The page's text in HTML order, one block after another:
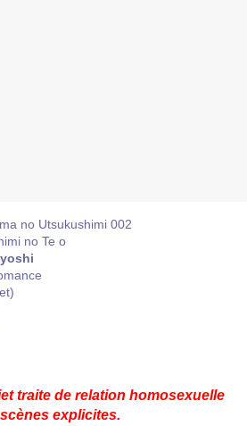
no Te o
traite de relation homosexuelle
explicites.